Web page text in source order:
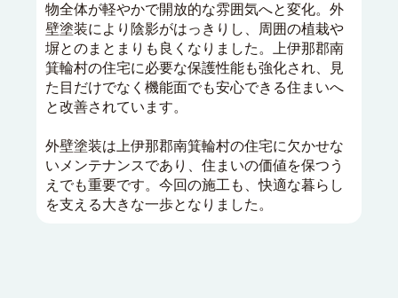
物全体が軽やかで開放的な雰囲気へと変化。外
壁塗装により陰影がはっきりし、周囲の植栽や
塀とのまとまりも良くなりました。上伊那郡南
箕輪村の住宅に必要な保護性能も強化され、見
た目だけでなく機能面でも安心できる住まいへ
と改善されています。
外壁塗装は上伊那郡南箕輪村の住宅に欠かせな
いメンテナンスであり、住まいの価値を保つう
えでも重要です。今回の施工も、快適な暮らし
を支える大きな一歩となりました。